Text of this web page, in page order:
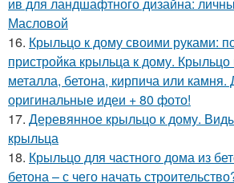
Масловой
16. Крыльцо к дому своими руками:
пристройка крыльца к дому. Крыльцо
металла, бетона, кирпича или камня.
оригинальные идеи + 80 фото!
17. Деревянное крыльцо к дому.
крыльца
18. Крыльцо для частного дома из
бетона – с чего начать